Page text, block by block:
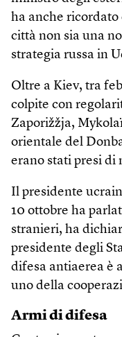
ha anche
città non sia una
strategia russa in
Oltre a Kiev, tra
colpite con
Zaporižžja,
orientale del
erano stati presi
Il presidente
10 ottobre ha
stranieri, ha
presidente degli
difesa antiaerea è
uno della
Armi di difesa